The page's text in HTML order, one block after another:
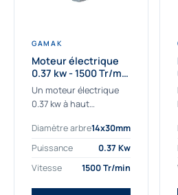
GAMAK
Moteur électrique
0.37 kw - 1500 Tr/min
- 230/400V - IE2
Un moteur électrique
0.37 kw à haut
applications les plus
exigeantes.
kw de référence
AGM2EL 71 M 4b...
Diamètre arbre14x30mm
Puissance
0.37 Kw
Vitesse
1500 Tr/min